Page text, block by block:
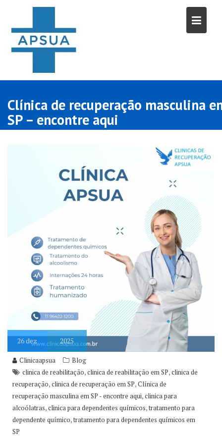
content
Clínica de recuperação masculina
SP – encontre aqui
26dez 2025
Clinicaapsua
Blog
clinica de reabilitação,clinica de reabilitação em SP,clinica de
recuperação,clinica de recuperação em SP,Clínica de
recuperação masculina em SP - encontre aqui,clinica para
alcoólatras,clinica para dependentes químicos,tratamento para
dependente químico,tratamento para dependentes químicos em
SP